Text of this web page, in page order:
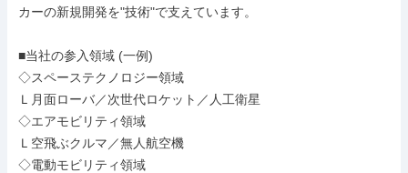
カーの新規開発を"技術"で支えています。
■当社の参入領域 (一例)
◇スペーステクノロジー領域
Ｌ月面ローバ／次世代ロケット／人工衛星
◇エアモビリティ領域
Ｌ空飛ぶクルマ／無人航空機
◇電動モビリティ領域